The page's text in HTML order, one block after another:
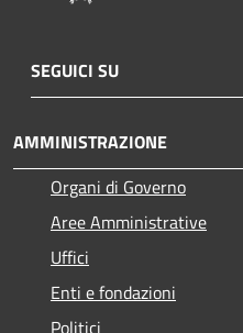
SEGUICI SU
AMMINISTRAZIONE
Organi di Governo
Aree Amministrative
Uffici
Enti e fondazioni
Politici